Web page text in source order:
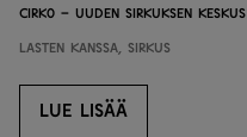
Cirko – Uuden sirkuksen keskus
Lasten kanssa, Sirkus
LUE LISÄÄ
LUE LISÄÄ